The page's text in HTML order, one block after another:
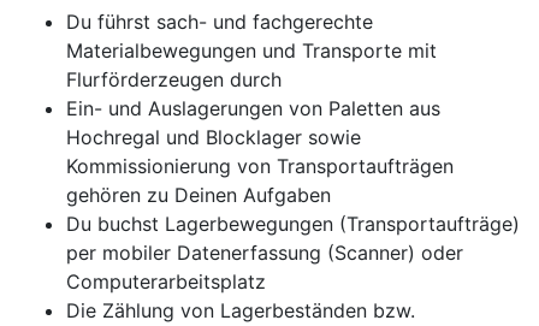
Du führst sach- und fachgerechte
Materialbewegungen und Transporte mit
Flurförderzeugen durch
Ein- und Auslagerungen von Paletten aus
Hochregal und Blocklager sowie
Kommissionierung von Transportaufträgen
gehören zu Deinen Aufgaben
Du buchst Lagerbewegungen (Transportaufträge)
per mobiler Datenerfassung (Scanner) oder
Computerarbeitsplatz
Die Zählung von Lagerbeständen bzw.